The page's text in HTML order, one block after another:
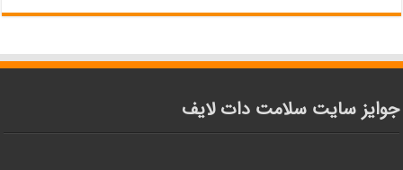
جوایز سایت سلامت دات لایف